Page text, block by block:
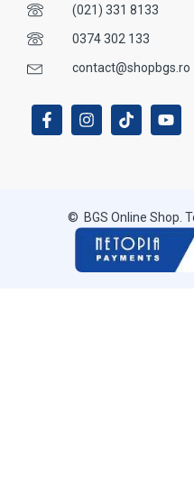
(021) 331 8133
0374 302 133
contact@shopbgs.ro
© BGS Online Shop.